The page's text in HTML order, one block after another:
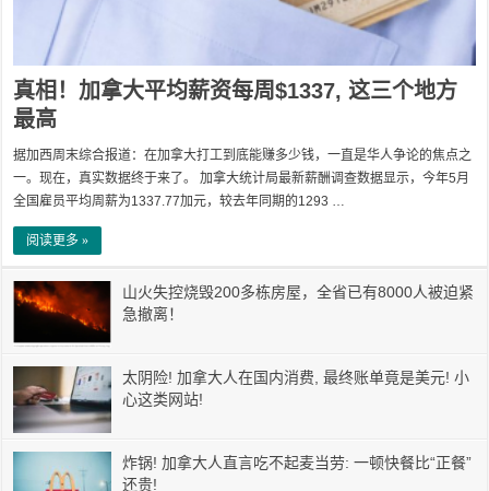
真相！加拿大平均薪资每周$1337, 这三个地方
最高
据加西周末综合报道：在加拿大打工到底能赚多少钱，一直是华人争论的焦点之
一。现在，真实数据终于来了。 加拿大统计局最新薪酬调查数据显示，今年5月
全国雇员平均周薪为1337.77加元，较去年同期的1293 …
阅读更多 »
山火失控烧毁200多栋房屋，全省已有8000人被迫紧
急撤离！
太阴险! 加拿大人在国内消费, 最终账单竟是美元! 小
心这类网站!
炸锅! 加拿大人直言吃不起麦当劳: 一顿快餐比“正餐”
还贵!